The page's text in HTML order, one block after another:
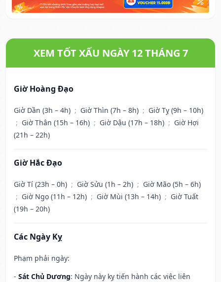
XEM TỐT XẤU NGÀY 12 THÁNG 7
Giờ Hoàng Đạo
Giờ Dần (3h – 4h) ; Giờ Thìn (7h – 8h) ; Giờ Tỵ (9h – 10h)
; Giờ Thân (15h – 16h) ; Giờ Dậu (17h – 18h) ; Giờ Hợi
(21h – 22h)
Giờ Hắc Đạo
Giờ Tí (23h – 0h) ; Giờ Sửu (1h – 2h) ; Giờ Mão (5h – 6h)
; Giờ Ngọ (11h – 12h) ; Giờ Mùi (13h – 14h) ; Giờ Tuất
(19h – 20h)
Các Ngày Kỵ
Phạm phải ngày:
- Sát Chủ Dương: Ngày này kỵ tiến hành các việc liên